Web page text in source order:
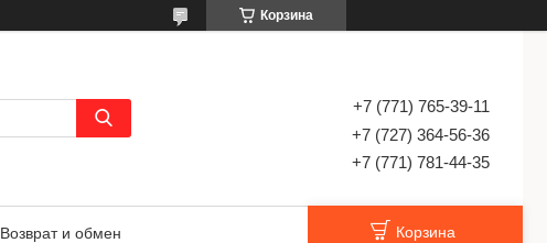
Корзина
+7 (771) 765-39-11
+7 (727) 364-56-36
+7 (771) 781-44-35
Возврат и обмен Корзина